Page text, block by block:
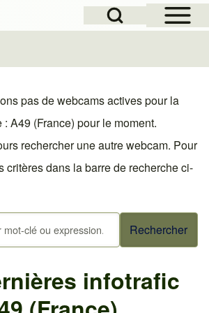
Open Sidebar
Open Search Block
pas de webcams actives pour la
A49 (France) pour le moment.
rechercher une autre webcam. Pour
critères dans la barre de recherche ci-
infotrafic